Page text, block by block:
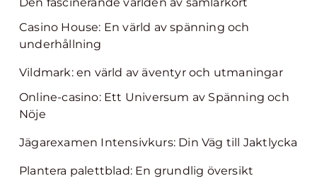
Casino House: En värld av spänning och
underhållning
Vildmark: en värld av äventyr och utmaningar
Online-casino: Ett Universum av Spänning och
Nöje
Jägarexamen Intensivkurs: Din Väg till Jaktlycka
Plantera palettblad: En grundlig översikt